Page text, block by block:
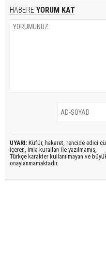
HABERE YORUM KAT
UYARI: Küfür, hakaret, rencide edici
içeren, imla kuralları ile yazılmamış,
Türkçe karakter kullanılmayan ve
onaylanmamaktadır.